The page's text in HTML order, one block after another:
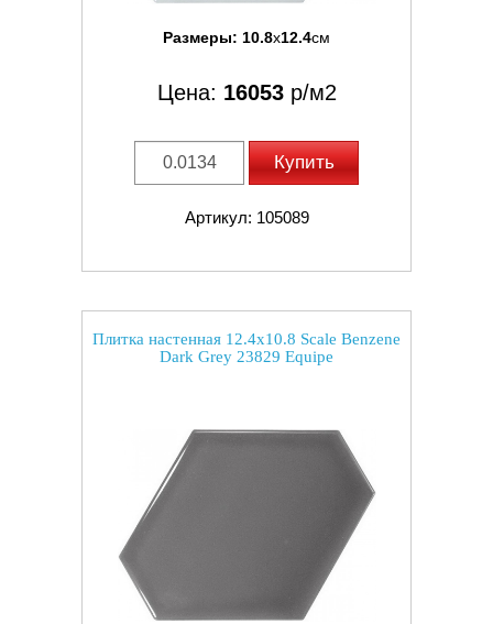
Размеры: 10.8x12.4см
Цена: 16053р/м2
Купить
Артикул: 105089
Плитка настенная 12.4x10.8 Scale Benzene
Dark Grey 23829 Equipe